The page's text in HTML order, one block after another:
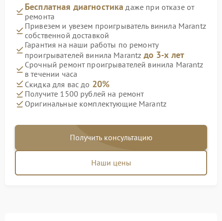
Бесплатная диагностика даже при отказе от
ремонта
Привезем и увезем проигрыватель винила Marantz
собственной доставкой
Гарантия на наши работы по ремонту
проигрывателей винила Marantz до 3-х лет
Срочный ремонт проигрывателей винила Marantz
в течении часа
Скидка для вас до 20%
Получите 1500 рублей на ремонт
Оригинальные комплектующие Marantz
Получить консультацию
Наши цены